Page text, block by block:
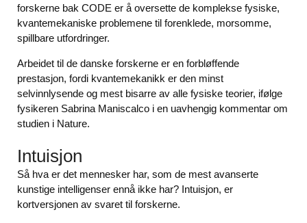
forskerne bak CODE er å oversette de komplekse fysiske,
kvantemekaniske problemene til forenklede, morsomme,
spillbare utfordringer.
Arbeidet til de danske forskerne er en forbløffende
prestasjon, fordi kvantemekanikk er den minst
selvinnlysende og mest bisarre av alle fysiske teorier, ifølge
fysikeren Sabrina Maniscalco i en uavhengig kommentar om
studien i Nature.
Intuisjon
Så hva er det mennesker har, som de mest avanserte
kunstige intelligenser ennå ikke har? Intuisjon, er
kortversjonen av svaret til forskerne.